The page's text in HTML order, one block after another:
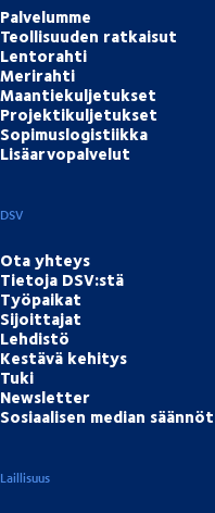
Palvelumme
Teollisuuden ratkaisut
Lentorahti
Merirahti
Maantiekuljetukset
Projektikuljetukset
Sopimuslogistiikka
Lisäarvopalvelut
DSV
Ota yhteys
Tietoja DSV:stä
Työpaikat
Sijoittajat
Lehdistö
Kestävä kehitys
Tuki
Newsletter
Sosiaalisen median säännöt
Laillisuus